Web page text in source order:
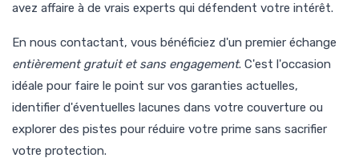
avez affaire à de vrais experts qui défendent votre intérêt.
En nous contactant, vous bénéficiez d'un premier échange
entièrement gratuit et sans engagement. C'est l'occasion
idéale pour faire le point sur vos garanties actuelles,
identifier d'éventuelles lacunes dans votre couverture ou
explorer des pistes pour réduire votre prime sans sacrifier
votre protection.